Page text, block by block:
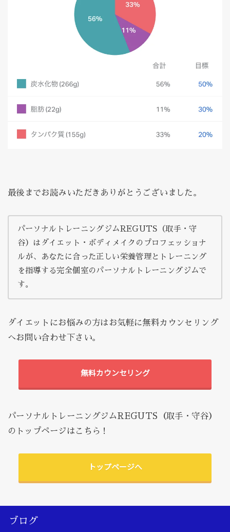
最後までお読みいただきありがとうございました。
パーソナルトレーニングジムREGUTS（取手・守
谷）はダイエット・ボディメイクのプロフェッショナ
ルが、あなたに合った正しい栄養管理とトレーニング
を指導する完全個室のパーソナルトレーニングジムで
す。
ダイエットにお悩みの方はお気軽に無料カウンセリング
へお問い合わせ下さい。
無料カウンセリング
パーソナルトレーニングジムREGUTS（取手・守谷）
のトップページはこちら！
トップページへ
ブログ